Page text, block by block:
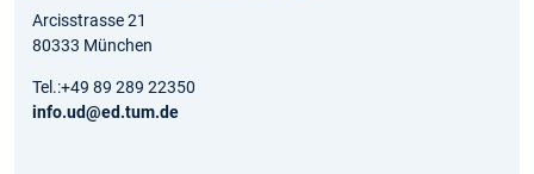
Arcisstrasse 21
80333 München
Tel.:+49 89 289 22350
info.ud@ed.tum.de